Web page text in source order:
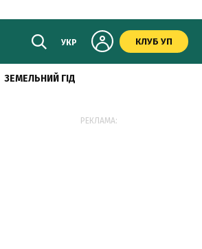
УКР КЛУБ УП
ЗЕМЕЛЬНИЙ ГІД
РЕКЛАМА: